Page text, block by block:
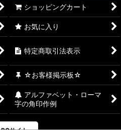
ショッピングカート
お気に入り
特定商取引法表示
☆お客様掲示板☆
アルファベット・ローマ
字の角印作例